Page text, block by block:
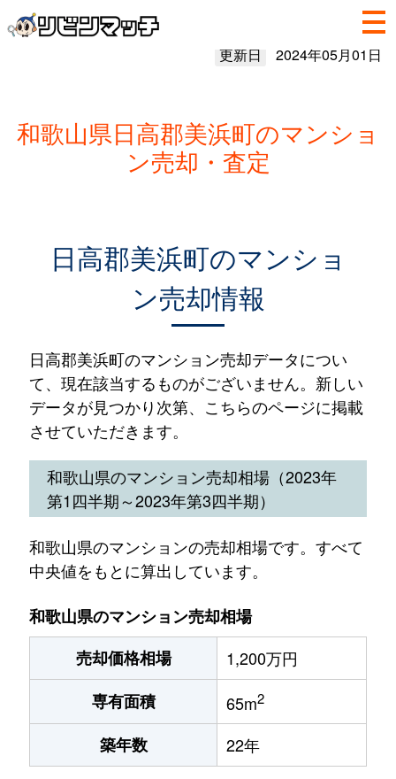
更新日 2024年05月01日
和歌山県日高郡美浜町のマンショ
ン売却・査定
日高郡美浜町のマンショ
ン売却情報
日高郡美浜町のマンション売却データについ
て、現在該当するものがございません。新しい
データが見つかり次第、こちらのページに掲載
させていただきます。
和歌山県のマンション売却相場（2023年
第1四半期～2023年第3四半期）
和歌山県のマンションの売却相場です。すべて
中央値をもとに算出しています。
和歌山県のマンション売却相場
売却価格相場
1,200万円
専有面積
65m2
築年数 22年